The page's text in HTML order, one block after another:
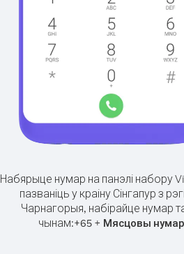
Набярыце нумар на панэлі набору
пазваніць у краіну Сінгапур з
Чарнагорыя, набірайце нумар
чынам:+65 + Мясцовы нумар